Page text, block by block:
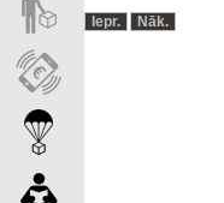
Iepr. Nāk.